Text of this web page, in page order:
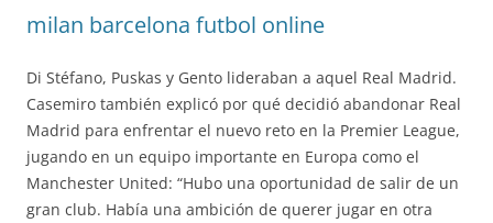
milan barcelona futbol online
Di Stéfano, Puskas y Gento lideraban a aquel Real Madrid.
Casemiro también explicó por qué decidió abandonar Real
Madrid para enfrentar el nuevo reto en la Premier League,
jugando en un equipo importante en Europa como el
Manchester United: “Hubo una oportunidad de salir de un
gran club. Había una ambición de querer jugar en otra